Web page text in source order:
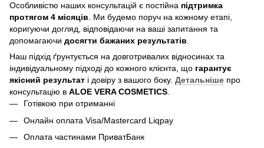
Особливістю наших консультацій є постійна підтримка
протягом 4 місяців . Ми будемо поруч на кожному етапі,
коригуючи догляд, відповідаючи на ваші запитання та
допомагаючи досягти бажаних результатів
Наш підхід ґрунтується на довготривалих відносинах та
індивідуальному підході до кожного клієнта, що гарантує
якісний результат і довіру з вашого боку. Детальніше про
консультацію в ALOE VERA COSMETICS
Готівкою при отриманні
Онлайн оплата Visa/Mastercard Liqpay
Оплата частинами ПриватБанк